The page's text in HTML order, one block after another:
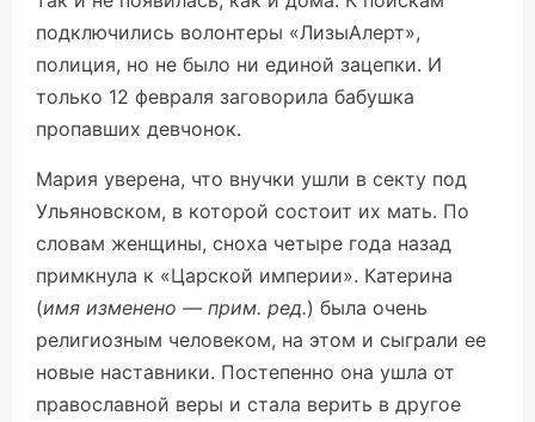
подключились волонтеры «ЛизыАлерт»,
полиция, но не было ни единой зацепки. И
только 12 февраля заговорила бабушка
пропавших девчонок.
Мария уверена, что внучки ушли в секту под
Ульяновском, в которой состоит их мать. По
словам женщины, сноха четыре года назад
примкнула к «Царской империи». Катерина
(имя изменено — прим. ред.) была очень
религиозным человеком, на этом и сыграли ее
новые наставники. Постепенно она ушла от
православной веры и стала верить в другое